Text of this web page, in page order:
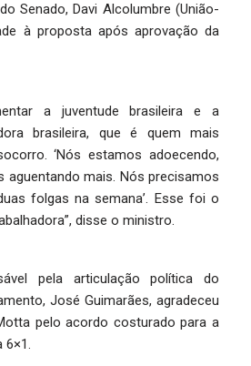
Senado, Davi Alcolumbre (União-
à proposta após aprovação da
a juventude brasileira e a
brasileira, que é quem mais
‘Nós estamos adoecendo,
aguentando mais. Nós precisamos
folgas na semana’. Esse foi o
disse o ministro.
pela articulação política do
José Guimarães, agradeceu
pelo acordo costurado para a
6×1.